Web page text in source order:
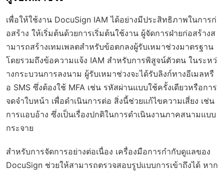
เพื่อให้ใช้งาน DocuSign IAM ได้อย่างมีประสิทธิภาพในการก่
อสร้าง ให้เริ่มต้นด้วยการเริ่มต้นใช้งาน ผู้จัดการฝ่ายก่อสร้างส
ามารถสร้างเทมเพลตสำหรับข้อตกลงผู้รับเหมาช่วงมาตรฐาน
โดยรวมถึงข้อความแจ้ง IAM สำหรับการพิสูจน์ตัวตน ในระหว่
างกระบวนการลงนาม ผู้รับเหมาช่วงจะได้รับลิงก์ทางอีเมลหรื
อ SMS ซึ่งต้องใช้ MFA เช่น รหัสผ่านแบบใช้ครั้งเดียวหรือการ
จดจำใบหน้า เพื่อดำเนินการต่อ สิ่งนี้ช่วยแก้ไขความเสี่ยง เช่น
การแอบอ้าง ซึ่งเป็นเรื่องปกติในการดำเนินงานภาคสนามแบบ
กระจาย
สำหรับการจัดการอย่างต่อเนื่อง เครื่องมือการกำกับดูแลของ
DocuSign ช่วยให้สามารถตรวจสอบรูปแบบการเข้าถึงได้ หาก